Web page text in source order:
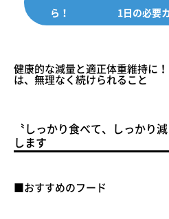
ら！ 1日の必要カロ
健康的な減量と適正体重維持に
は、無理なく続けられること
〝しっかり食べて、しっかり
します
■おすすめのフード